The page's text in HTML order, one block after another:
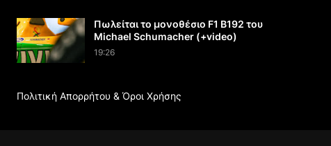
Πωλείται το μονοθέσιο F1 B192 του
Michael Schumacher (+video)
19:26
Πολιτική Απορρήτου & Όροι Χρήσης